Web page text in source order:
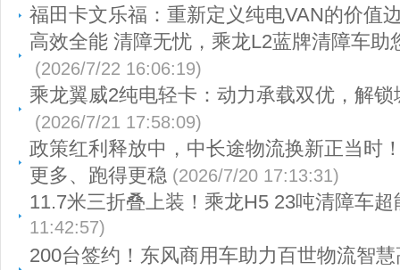
福田卡文乐福：重新定义纯电VAN的价值
高效全能 清障无忧，乘龙L2蓝牌清障车助
(2026/7/22 16:06:19)
乘龙翼威2纯电轻卡：动力承载双优，解
(2026/7/21 17:58:09)
政策红利释放中，中长途物流换新正当时
更多、跑得更稳 (2026/7/20 17:13:31)
11.7米三折叠上装！乘龙H5 23吨清障车超
11:42:57)
200台签约！东风商用车助力百世物流智